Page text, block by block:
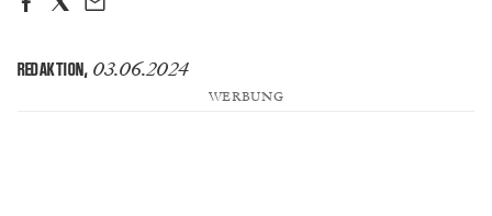
REDAKTION, 03.06.2024
WERBUNG